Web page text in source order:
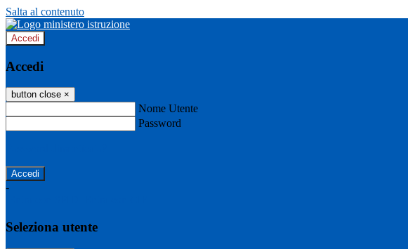
Salta al contenuto
Accedi
Accedi
button close ×
Nome Utente
Password
-
Seleziona utente